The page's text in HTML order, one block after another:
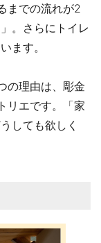
までの流れが2
。さらにトイレ
ます。
の理由は、彫金
リエです。「家
しても欲しく